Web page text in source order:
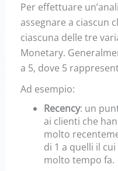
Per effettuare
assegnare a ciascun
ciascuna delle tre
Monetary.
a 5, dove 5
Ad esempio:
Recency: un
ai clienti che
molto
di 1 a quelli il
molto tempo fa.